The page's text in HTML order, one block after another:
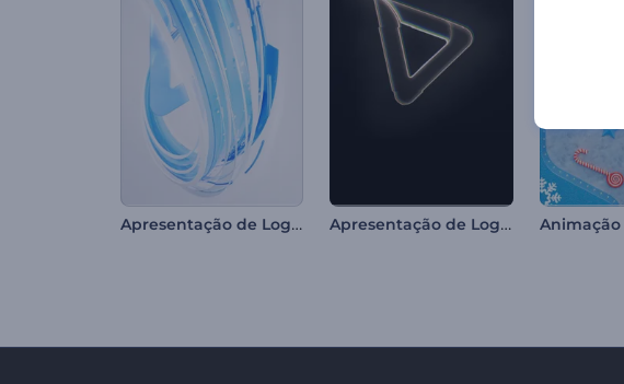
Apresentação de Logo - Listras Apresentação de Logo de Glitch Piscante